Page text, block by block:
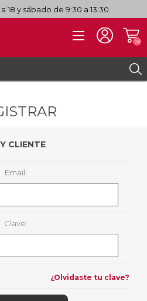
a 18 y sábado de 9:30 a 13:30
(0)
CLIENTE
Email:
Clave:
¿Olvidaste tu clave?